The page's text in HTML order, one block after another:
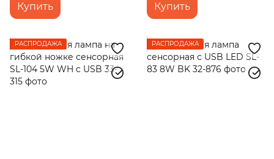
Купить Купить
РАСПРОДАЖА РАСПРОДАЖА